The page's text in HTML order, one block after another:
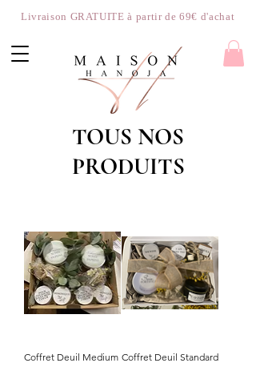
Livraison GRATUITE à partir de 69€ d'achat
TOUS NOS
PRODUITS
Coffret Deuil Medium Coffret Deuil Standard